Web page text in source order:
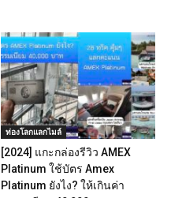
ท่องโลกแลกไมล์
[2024] แกะกล่องรีวิว AMEX
Platinum ใช้บัตร Amex
Platinum ยังไง? ให้เกินค่า